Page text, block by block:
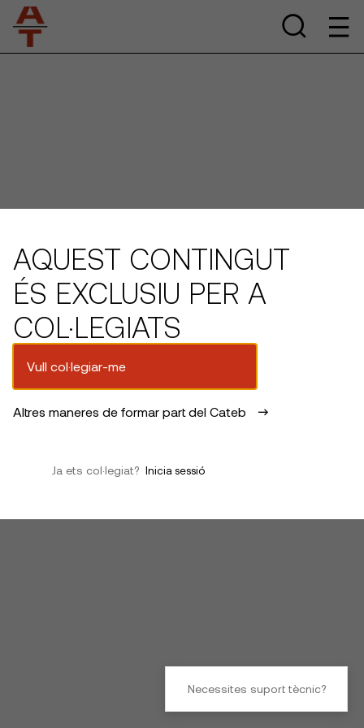
AQUEST CONTINGUT
ÉS EXCLUSIU PER A
COL·LEGIATS
Vull col·legiar-me
Altres maneres de formar part del Cateb
Ja ets col·legiat? Inicia sessió
Necessites suport tècnic?